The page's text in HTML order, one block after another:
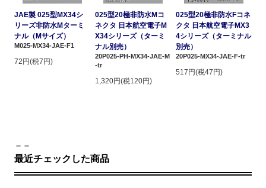
JAE製 025型MX34シ
リーズ非防水Mターミ
ナル（Mサイズ）
M025-MX34-JAE-F1
72円(税7円)
025型20極非防水Mコ
ネクタ 日本航空電子M
X34シリーズ（ターミ
ナル別売）
20P025-PH-MX34-JAE-M
-tr
1,320円(税120円)
025型20極非防水Fコネ
クタ 日本航空電子MX3
4シリーズ（ターミナル
別売）
20P025-MX34-JAE-F-tr
517円(税47円)
＝＝
最近チェックした商品